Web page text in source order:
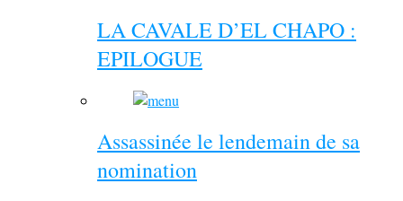
LA CAVALE D’EL CHAPO :
EPILOGUE
Assassinée le lendemain de sa
nomination